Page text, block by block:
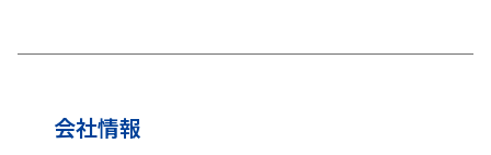
会社情報